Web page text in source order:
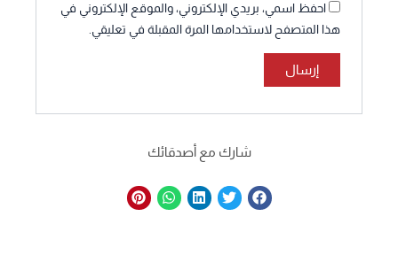
احفظ اسمي، بريدي الإلكتروني، والموقع الإلكتروني في
هذا المتصفح لاستخدامها المرة المقبلة في تعليقي.
شارك مع أصدقائك